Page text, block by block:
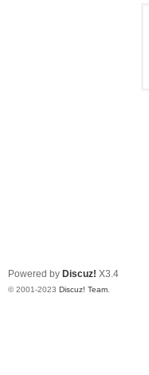
Powered by Discuz! X3.4
© 2001-2023 Discuz! Team